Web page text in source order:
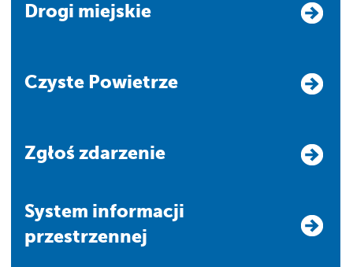
Drogi miejskie
Czyste Powietrze
Zgłoś zdarzenie
system informacji
przestrzennej